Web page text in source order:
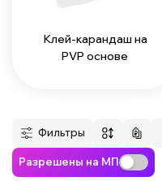
Клей-карандаш на
PVP основе
Фильтры
Разрешены на МП